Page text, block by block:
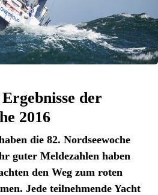
der
2016
die 82. Nordseewoche
guter Meldezahlen haben
den Weg zum roten
Jede teilnehmende Yacht